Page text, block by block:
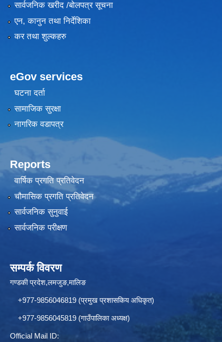
सार्वजनिक खरीद /बोलपत्र सूचना
एन, कानुन तथा निर्देशिका
कर तथा शुल्कहरु
eGov services
घटना दर्ता
सामाजिक सुरक्षा
नागरिक वडापत्र
Reports
वार्षिक प्रगति प्रतिवेदन
चौमासिक प्रगति प्रतिवेदन
सार्वजनिक सुनुवाई
सार्वजनिक परीक्षण
सम्पर्क विवरण
गण्डकी प्रदेश,लमजुङ,मालिङ
+977-9856046819 (प्रमुख प्रशासकिय अधिकृत)
+977-9856045819 (गाउँपालिका अध्यक्ष)
Official Mail ID: